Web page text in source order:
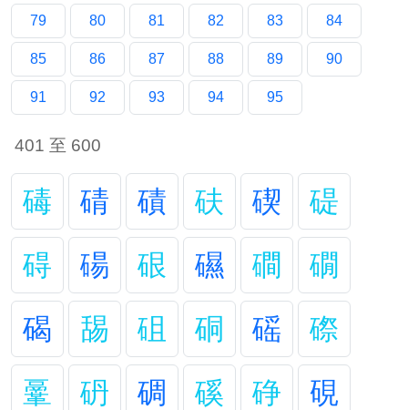
79 80 81 82 83 84
85 86 87 88 89 90
91 92 93 94 95
401 至 600
碡 碃 磧 砆 碶
碮
碍
碭 硍 礘 磵
礀
碣
舓 砠 硐 磘
磜
鞷
砃 碉 磎 碀
硯